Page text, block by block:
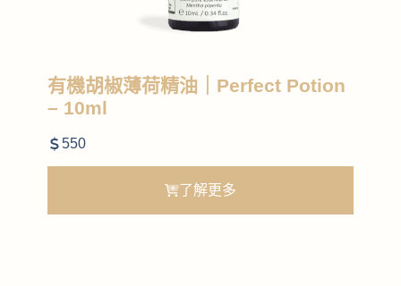
有機胡椒薄荷精油｜Perfect Potion
– 10ml
550
了解更多